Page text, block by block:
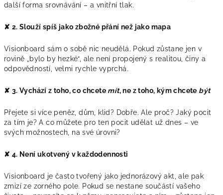
další forma srovnávání – a vnitřní tlak.
✘ 2. Slouží spíš jako zbožné přání než jako mapa
Visionboard sám o sobě nic neudělá. Pokud zůstane jen v
rovině „bylo by hezké“, ale není propojený s realitou, činy a
odpovědností, velmi rychle vyprchá.
✘ 3. Vychází z toho, co chcete mít, ne z toho, kým chcete být
Přejete si více peněz, dům, klid? Dobře. Ale proč? Jaký pocit
za tím je? A co můžete pro ten pocit udělat už dnes – ve
svých možnostech, na své úrovni?
✘ 4. Není ukotvený v každodennosti
Visionboard je často tvořený jako jednorázový akt, ale pak
zmizí ze zorného pole. Pokud se nestane součástí vašeho